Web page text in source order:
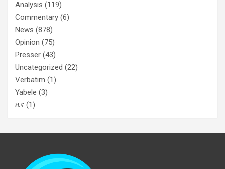
Analysis (119)
Commentary (6)
News (878)
Opinion (75)
Presser (43)
Uncategorized (22)
Verbatim (1)
Yabele (3)
ዜና (1)